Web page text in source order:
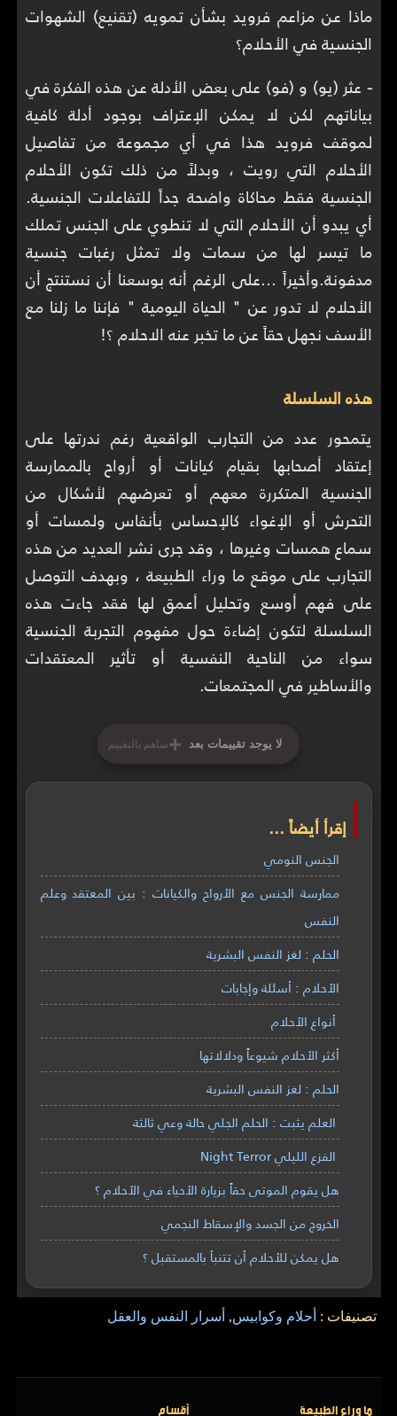
ماذا عن مزاعم فرويد بشأن تمويه (تقنيع) الشهوات
الجنسية في الأحلام؟
- عثر (يو) و (فو) على بعض الأدلة عن هذه الفكرة في
بياناتهم لكن لا يمكن الإعتراف بوجود أدلة كافية
لموقف فرويد هذا في أي مجموعة من تفاصيل
الأحلام التي رويت ، وبدلاً من ذلك تكون الأحلام
الجنسية فقط محاكاة واضحة جداً للتفاعلات الجنسية.
أي يبدو أن الأحلام التي لا تنطوي على الجنس تملك
ما تيسر لها من سمات ولا تمثل رغبات جنسية
مدفونة.وأخيراً ...على الرغم أنه بوسعنا أن نستنتج أن
الأحلام لا تدور عن " الحياة اليومية " فإننا ما زلنا مع
الأسف نجهل حقاً عن ما تخبر عنه الاحلام ؟!
هذه السلسلة
يتمحور عدد من التجارب الواقعية رغم ندرتها على
إعتقاد أصحابها بقيام كيانات أو أرواح بالممارسة
الجنسية المتكررة معهم أو تعرضهم لأشكال من
التحرش أو الإغواء كالإحساس بأنفاس ولمسات أو
سماع همسات وغيرها ، وقد جرى نشر العديد من هذه
التجارب على موقع ما وراء الطبيعة ، وبهدف التوصل
على فهم أوسع وتحليل أعمق لها فقد جاءت هذه
السلسلة لتكون إضاءة حول مفهوم التجربة الجنسية
سواء من الناحية النفسية أو تأثير المعتقدات
والأساطير في المجتمعات.
لا يوجد تقييمات بعد +ساهم بالتقييم
إقرأ أيضاً ...
الجنس النومي
ممارسة الجنس مع الأرواح والكيانات : بين المعتقد وعلم
النفس
الحلم : لغز النفس البشرية
الأحلام : أسئلة وإجابات
أنواع الأحلام
أكثر الأحلام شيوعاً ودلالاتها
الحلم : لغز النفس البشرية
العلم يثبت : الحلم الجلي حالة وعي ثالثة
الفزع الليلي Night Terror
هل يقوم الموتى حقاً بزيارة الأحياء في الأحلام ؟
الخروج من الجسد والإسقاط النجمي
هل يمكن للأحلام أن تتنبأ بالمستقبل ؟
تصنيفات : أحلام وكوابيس, أسرار النفس والعقل
ما وراء الطبيعة أقسام